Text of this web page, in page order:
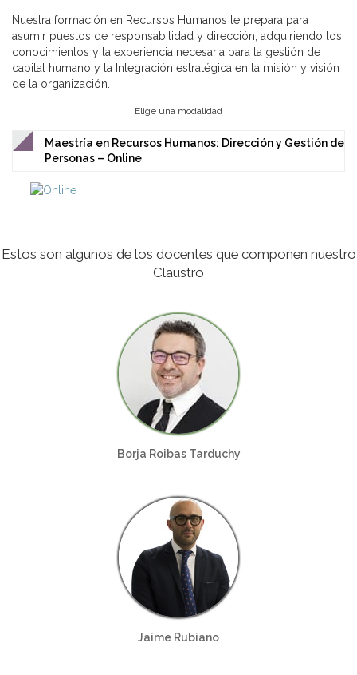
Nuestra formación en Recursos Humanos te prepara para
asumir puestos de responsabilidad y dirección, adquiriendo los
conocimientos y la experiencia necesaria para la gestión de
capital humano y la Integración estratégica en la misión y visión
de la organización.
Elige una modalidad
Maestría en Recursos Humanos: Dirección y Gestión de
Personas – Online
Estos son algunos de los docentes que componen nuestro
Claustro
Borja Roibas Tarduchy
Jaime Rubiano